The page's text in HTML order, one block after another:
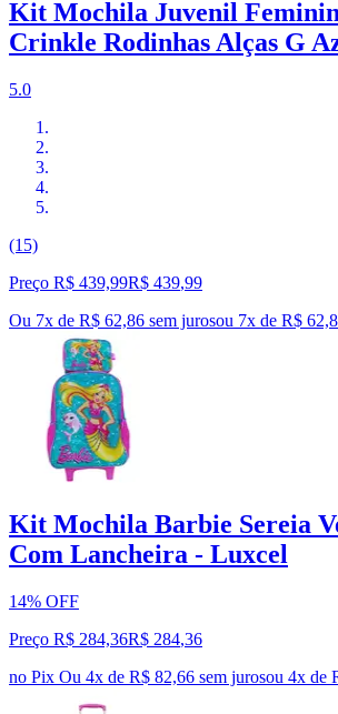
Kit Mochila Juvenil
Crinkle Rodinhas Alças G
5.0
(15)
Preço R$ 439,99R$ 439,99
Ou 7x de R$ 62,86 sem jurosou 7x de R$
Kit Mochila Barbie Sereia
Com Lancheira - Luxcel
14% OFF
Preço R$ 284,36R$ 284,36
no Pix Ou 4x de R$ 82,66 sem jurosou 4x de